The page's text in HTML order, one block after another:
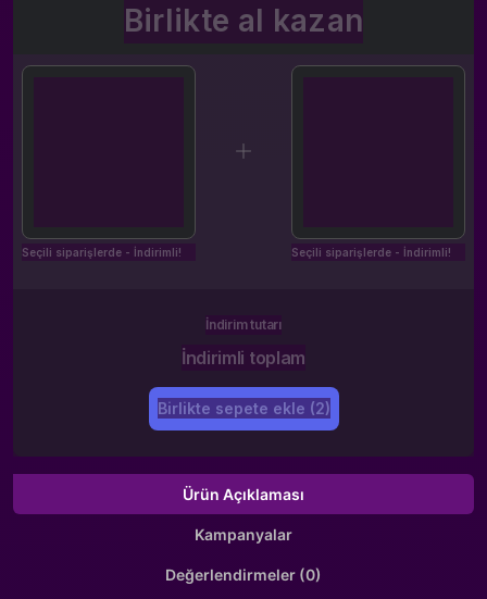
Birlikte al kazan
Seçili siparişlerde - İndirimli! Seçili siparişlerde - İndirimli!
İndirim tutarı
İndirimli toplam
Birlikte sepete ekle (2)
Ürün Açıklaması
Kampanyalar
Değerlendirmeler (0)